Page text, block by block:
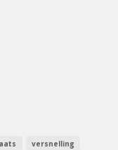
versnelling